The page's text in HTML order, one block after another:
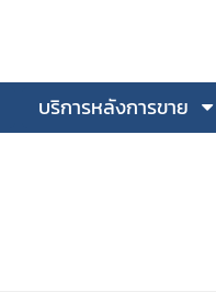
บริการหลังการขาย